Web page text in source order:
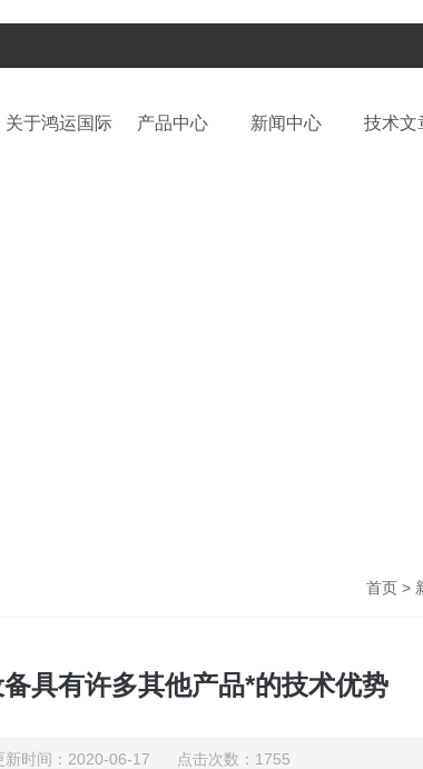
关于鸿运国际 产品中心 新闻中心 技术文
首页 >
具有许多其他产品*的技术优势
新时间：2020-06-17 点击次数：1755